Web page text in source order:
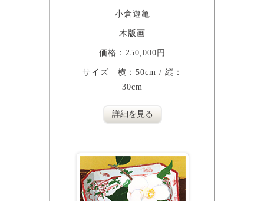
小倉遊亀
木版画
価格：250,000円
サイズ 横：50cm / 縦：
30cm
詳細を見る